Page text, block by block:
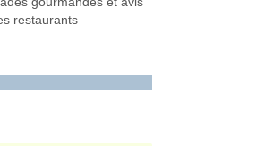
restaurants